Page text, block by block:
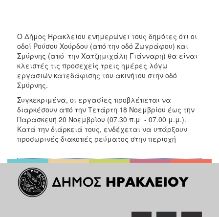
2012
2011
2010
2006
ΤΟΠΟΣ
ΠΟΛΙΤΙΣΜΟΣ
ΑΝΘΕΚΤΙΚΗ
Ο Δήμος Ηρακλείου ενημερώνει τους δημότες ότι οι
οδοί Ρούσου Χούρδου (από την οδό Ζωγράφου) και
Σμύρνης (από την Χατζημιχάλη Γιάνναρη) θα είναι
κλειστές τις προσεχείς τρεις ημέρες λόγω
εργασιών κατεδάφισης του ακινήτου στην οδό
Σμύρνης.
Συγκεκριμένα, οι εργασίες προβλέπεται να
διαρκέσουν από την Τετάρτη 18 Νοεμβρίου έως την
Παρασκευή 20 Νοεμβρίου (07.30 π.μ - 07.00 μ.μ.).
Κατά την διάρκειά τους, ενδέχεται να υπάρξουν
προσωρινές διακοπές ρεύματος στην περιοχή